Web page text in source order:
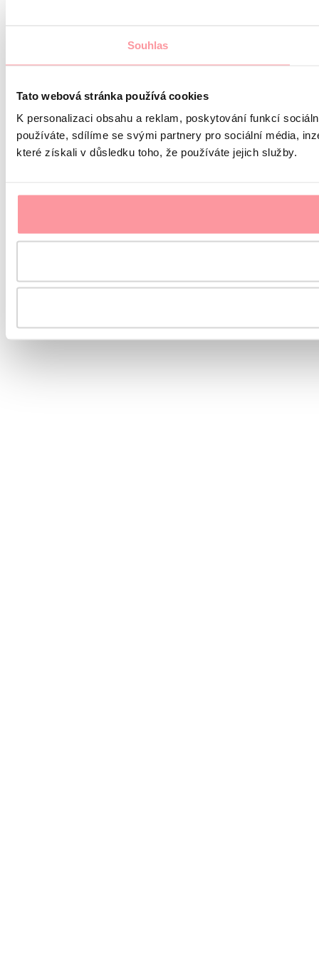
Souhlas
Tato webová stránka používá cookies
K personalizaci obsahu a reklam, poskytování funkcí
používáte, sdílíme se svými partnery pro sociální média,
které získali v důsledku toho, že používáte jejich služby.